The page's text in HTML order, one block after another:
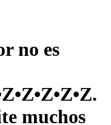
no es
.
muchos